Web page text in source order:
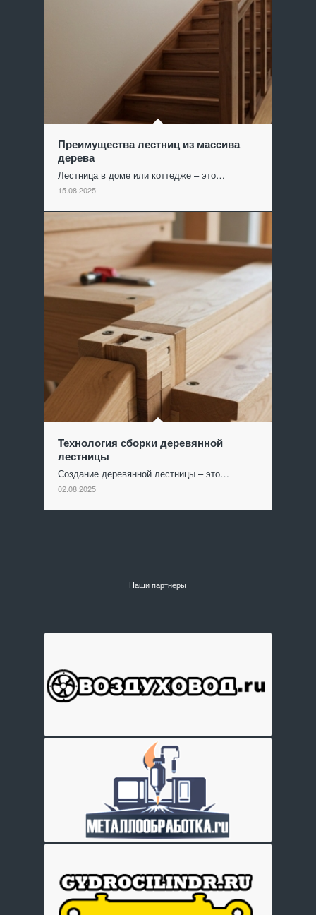
Преимущества лестниц из массива
дерева
Лестница в доме или коттедже – это…
15.08.2025
Технология сборки деревянной
лестницы
Создание деревянной лестницы – это…
02.08.2025
Наши партнеры